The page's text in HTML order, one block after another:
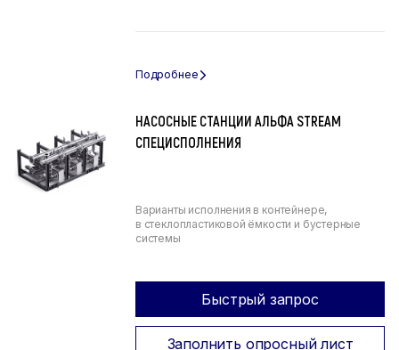
НАСОСНЫЕ СТАНЦИИ АЛЬФА STREAM
СПЕЦИСПОЛНЕНИЯ
Варианты исполнения в контейнере,
в стеклопластиковой ёмкости и бустерные
системы
Быстрый запрос
Заполнить опросный лист